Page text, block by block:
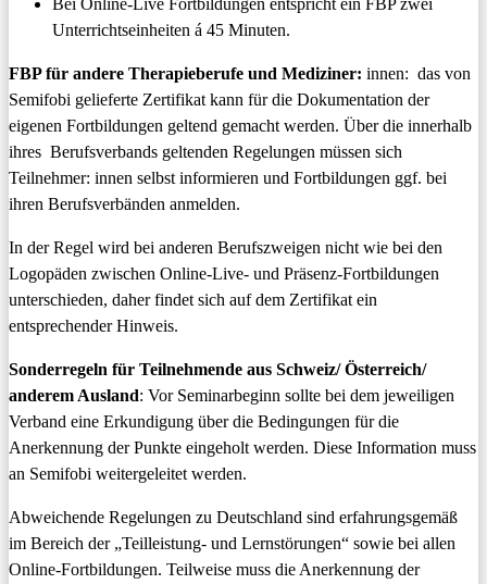
Unterrichtseinheiten á 45 Minuten.
FBP für andere Therapieberufe und Mediziner: innen: das von
Semifobi gelieferte Zertifikat kann für die Dokumentation der
eigenen Fortbildungen geltend gemacht werden. Über die innerhalb
ihres Berufsverbands geltenden Regelungen müssen sich
Teilnehmer: innen selbst informieren und Fortbildungen ggf. bei
ihren Berufsverbänden anmelden.
In der Regel wird bei anderen Berufszweigen nicht wie bei den
Logopäden zwischen Online-Live- und Präsenz-Fortbildungen
unterschieden, daher findet sich auf dem Zertifikat ein
entsprechender Hinweis.
Sonderregeln für Teilnehmende aus Schweiz/ Österreich/
anderem Ausland: Vor Seminarbeginn sollte bei dem jeweiligen
Verband eine Erkundigung über die Bedingungen für die
Anerkennung der Punkte eingeholt werden. Diese Information muss
an Semifobi weitergeleitet werden.
Abweichende Regelungen zu Deutschland sind erfahrungsgemäß
im Bereich der „Teilleistung- und Lernstörungen“ sowie bei allen
Online-Fortbildungen. Teilweise muss die Anerkennung der